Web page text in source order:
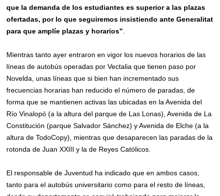
que la demanda de los estudiantes es superior a las plazas
ofertadas, por lo que seguiremos insistiendo ante Generalitat
para que amplíe plazas y horarios”
Mientras tanto ayer entraron en vigor los nuevos horarios de las
líneas de autobús operadas por Vectalia que tienen paso por
Novelda, unas líneas que si bien han incrementado sus
frecuencias horarias han reducido el número de paradas, de
forma que se mantienen activas las ubicadas en la Avenida del
Río Vinalopó (a la altura del parque de Las Lonas), Avenida de La
Constitución (parque Salvador Sánchez) y Avenida de Elche (a la
altura de TodoCopy), mientras que desaparecen las paradas de la
rotonda de Juan XXIII y la de Reyes Católicos.
El responsable de Juventud ha indicado que en ambos casos,
tanto para el autobús universitario como para el resto de líneas,